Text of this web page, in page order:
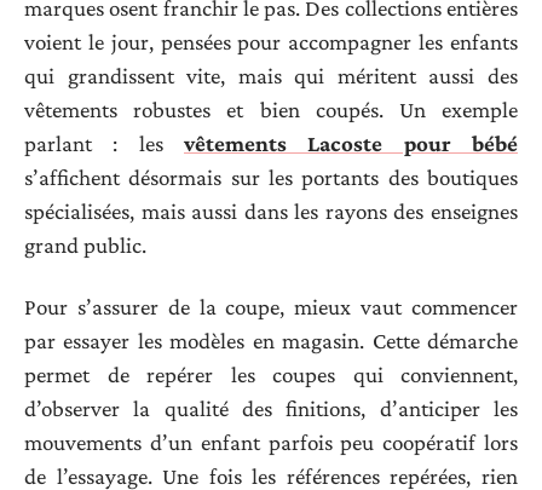
marques osent franchir le pas. Des collections entières
voient le jour, pensées pour accompagner les enfants
qui grandissent vite, mais qui méritent aussi des
vêtements robustes et bien coupés. Un exemple
parlant : les vêtements Lacoste pour bébé
s’affichent désormais sur les portants des boutiques
spécialisées, mais aussi dans les rayons des enseignes
grand public.
Pour s’assurer de la coupe, mieux vaut commencer
par essayer les modèles en magasin. Cette démarche
permet de repérer les coupes qui conviennent,
d’observer la qualité des finitions, d’anticiper les
mouvements d’un enfant parfois peu coopératif lors
de l’essayage. Une fois les références repérées, rien